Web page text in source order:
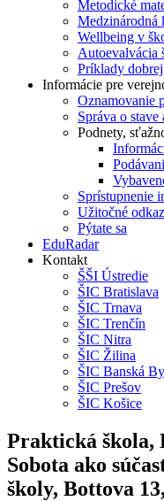
Metodické
Medzinárodná
Wellbeing v
Autoevalvácia
Príklady
Informácie pre
Oznamovanie
Správa o
Podnety,
Sprístupnenie
Užitočné
Pýtate sa
EduRadar
Kontakt
ŠŠI Ústredie
ŠIC Bratislava
ŠIC Trnava
ŠIC Trenčín
ŠIC Nitra
ŠIC Žilina
ŠIC Banská
ŠIC Prešov
ŠIC Košice
Praktická škola,
Sobota ako
školy, Bottova